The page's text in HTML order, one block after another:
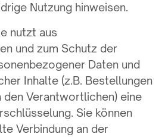
Nutzung hinweisen.
nutzt aus
und zum Schutz der
Daten und
Inhalte (z.B. Bestellungen
den Verantwortlichen) eine
Sie können
Verbindung an der